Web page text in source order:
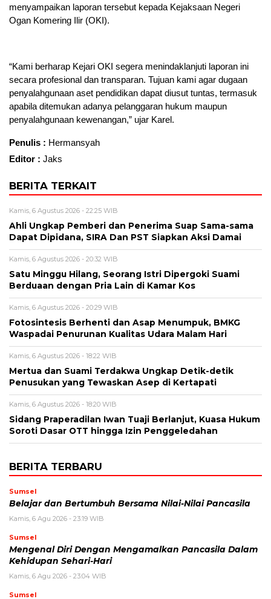
menyampaikan laporan tersebut kepada Kejaksaan Negeri
Ogan Komering Ilir (OKI).
“Kami berharap Kejari OKI segera menindaklanjuti laporan ini
secara profesional dan transparan. Tujuan kami agar dugaan
penyalahgunaan aset pendidikan dapat diusut tuntas, termasuk
apabila ditemukan adanya pelanggaran hukum maupun
penyalahgunaan kewenangan,” ujar Karel.
Penulis : Hermansyah
Editor : Jaks
BERITA TERKAIT
Kamis, 6 Agustus 2026 - 22:25 WIB
Ahli Ungkap Pemberi dan Penerima Suap Sama-sama
Dapat Dipidana, SIRA Dan PST Siapkan Aksi Damai
Kamis, 6 Agustus 2026 - 20:32 WIB
Satu Minggu Hilang, Seorang Istri Dipergoki Suami
Berduaan dengan Pria Lain di Kamar Kos
Kamis, 6 Agustus 2026 - 20:29 WIB
Fotosintesis Berhenti dan Asap Menumpuk, BMKG
Waspadai Penurunan Kualitas Udara Malam Hari
Kamis, 6 Agustus 2026 - 18:22 WIB
Mertua dan Suami Terdakwa Ungkap Detik-detik
Penusukan yang Tewaskan Asep di Kertapati
Kamis, 6 Agustus 2026 - 18:20 WIB
Sidang Praperadilan Iwan Tuaji Berlanjut, Kuasa Hukum
Soroti Dasar OTT hingga Izin Penggeledahan
BERITA TERBARU
Sumsel
Belajar dan Bertumbuh Bersama Nilai-Nilai Pancasila
Kamis, 6 Agu 2026 - 23:19 WIB
Sumsel
Mengenal Diri Dengan Mengamalkan Pancasila Dalam
Kehidupan Sehari-Hari
Kamis, 6 Agu 2026 - 23:04 WIB
Sumsel